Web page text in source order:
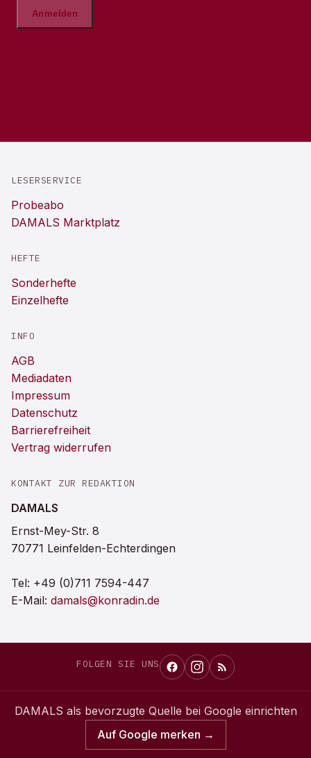
LESERSERVICE
Probeabo
DAMALS Marktplatz
HEFTE
Sonderhefte
Einzelhefte
INFO
AGB
Mediadaten
Impressum
Datenschutz
Barrierefreiheit
Vertrag widerrufen
KONTAKT ZUR REDAKTION
DAMALS
Ernst-Mey-Str. 8
70771 Leinfelden-Echterdingen
Tel: +49 (0)711 7594-447
E-Mail: damals@konradin.de
FOLGEN SIE UNS
DAMALS als bevorzugte Quelle bei Google einrichten
Auf Google merken →